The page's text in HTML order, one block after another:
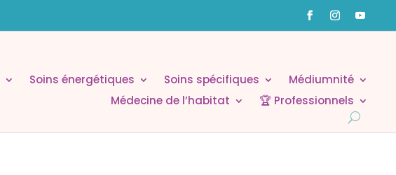
Soins énergétiques Soins spécifiques
Médiumnité
Médecine de l’habitat
🏆 Professionnels